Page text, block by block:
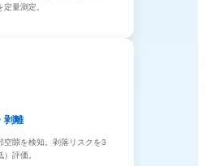
量測定。
剥離
空隙を検知。剥落リスクを3
評価。